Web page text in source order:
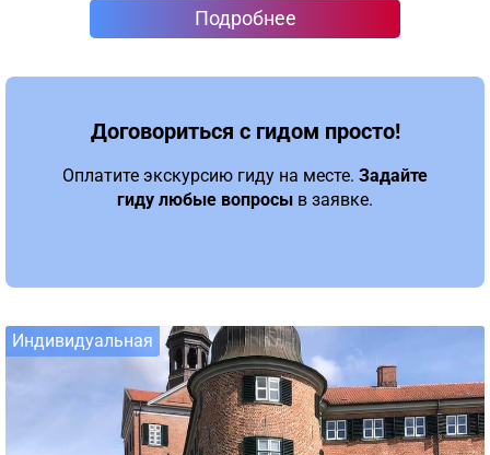
Подробнее
Договориться с гидом просто!
Оплатите экскурсию гиду на месте. Задайте
гиду любые вопросы в заявке.
Индивидуальная